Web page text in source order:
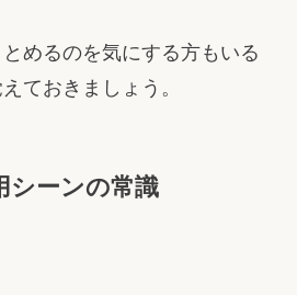
めるのを気にする方もいる
ておきましょう。
シーンの常識